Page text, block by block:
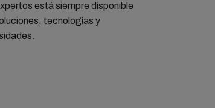
está siempre disponible
tecnologías y